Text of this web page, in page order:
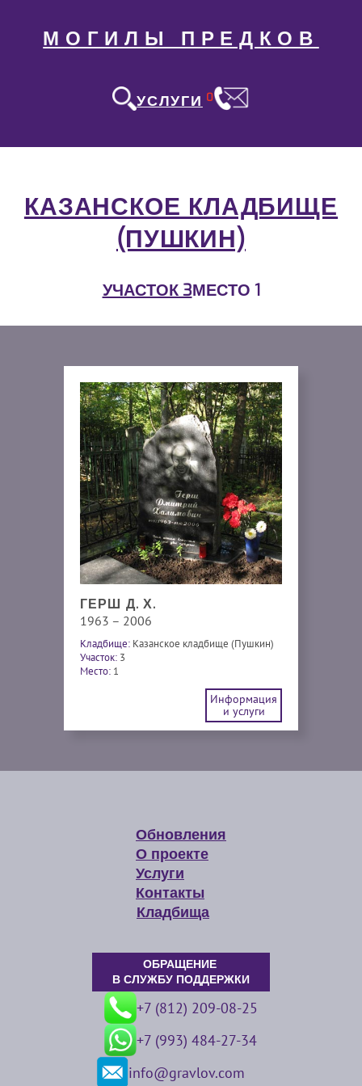
МОГИЛЫ ПРЕДКОВ
УСЛУГИ 0
КАЗАНСКОЕ КЛАДБИЩЕ
(ПУШКИН)
УЧАСТОК 3МЕСТО 1
ГЕРШ Д. Х.
1963 – 2006
Кладбище: Казанское кладбище (Пушкин)
Участок: 3
Место: 1
Информация
и услуги
Обновления
О проекте
Услуги
Контакты
Кладбища
ОБРАЩЕНИЕ
В СЛУЖБУ ПОДДЕРЖКИ
+7 (812) 209-08-25
+7 (993) 484-27-34
info@gravlov.com